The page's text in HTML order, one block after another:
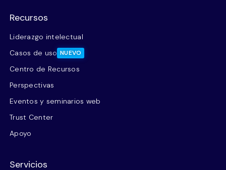
Recursos
Liderazgo intelectual
Casos de uso NUEVO
Centro de Recursos
Perspectivas
Eventos y seminarios web
Trust Center
Apoyo
Servicios